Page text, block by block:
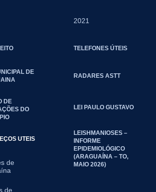
2021
TELEFONES ÚTEIS
DE
RADARES ASTT
DE
DO
LEI PAULO GUSTAVO
UTEIS
de
de
LEISHMANIOSES –
INFORME
EPIDEMIOLÓGICO
(ARAGUAÍNA – TO,
MAIO 2026)